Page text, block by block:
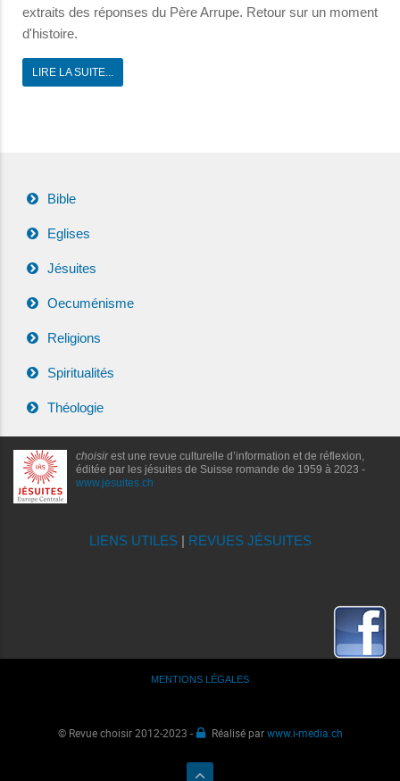
extraits des réponses du Père Arrupe. Retour sur un moment
d'histoire.
LIRE LA SUITE...
Bible
Eglises
Jésuites
Oecuménisme
Religions
Spiritualités
Théologie
choisirest une revue culturelle d’information et de réflexion,
éditée par les jésuites de Suisse romande de 1959 à 2023 -
www.jesuites.ch
LIENS UTILES| REVUES JÉSUITES
MENTIONS LÉGALES
© Revue choisir 2012-2023 - Réalisé parwww.i-media.ch